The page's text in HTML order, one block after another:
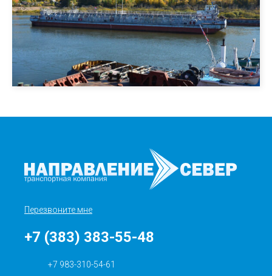
Перезвоните мне
+7 (383) 383-55-48
+7 983-310-54-61